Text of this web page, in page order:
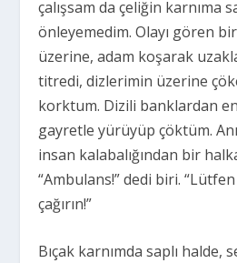
çalışsam da çeliğin karnıma
önleyemedim. Olayı gören bir
üzerine, adam koşarak
titredi, dizlerimin üzerine
korktum. Dizili banklardan
gayretle yürüyüp çöktüm.
insan kalabalığından bir
“Ambulans!” dedi biri.
çağırın!”
Bıçak karnımda saplı halde,